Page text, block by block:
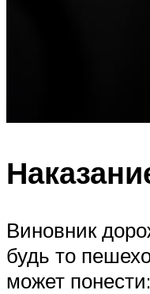
Виновник
будь то
может понести: